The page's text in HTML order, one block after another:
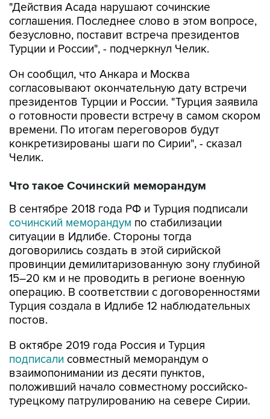
"Действия Асада нарушают сочинские
соглашения. Последнее слово в этом вопросе,
безусловно, поставит встреча президентов
Турции и России", - подчеркнул Челик.
Он сообщил, что Анкара и Москва
согласовывают окончательную дату встречи
президентов Турции и России. "Турция заявила
о готовности провести встречу в самом скором
времени. По итогам переговоров будут
конкретизированы шаги по Сирии", - сказал
Челик.
Что такое Сочинский меморандум
В сентябре 2018 года РФ и Турция подписали
сочинский меморандум по стабилизации
ситуации в Идлибе. Стороны тогда
договорились создать в этой сирийской
провинции демилитаризованную зону глубиной
15–20 км и не проводить в регионе военную
операцию. В соответствии с договоренностями
Турция создала в Идлибе 12 наблюдательных
постов.
В октябре 2019 года Россия и Турция
подписали совместный меморандум о
взаимопонимании из десяти пунктов,
положивший начало совместному российско-
турецкому патрулированию на севере Сирии.